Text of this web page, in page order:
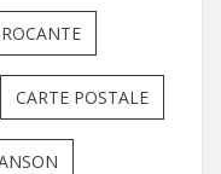
CARTE POSTALE